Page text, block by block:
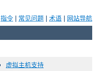
指令 常见问题 术语 网站导航
虚拟主机支持